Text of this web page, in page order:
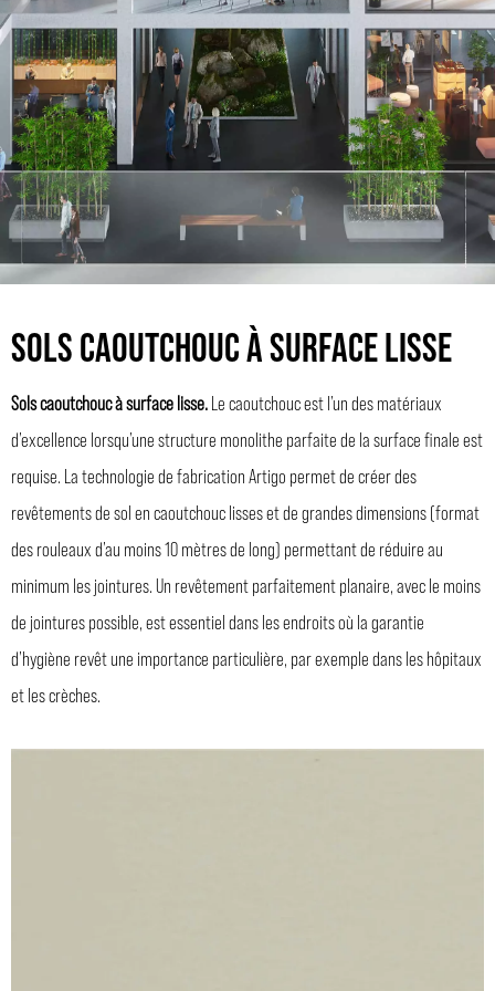
SOLS CAOUTCHOUC À SURFACE LISSE
Sols caoutchouc à surface lisse.Le caoutchouc est l’un des matériaux
d’excellence lorsqu’une structure monolithe parfaite de la surface finale est
requise. La technologie de fabrication Artigo permet de créer des
revêtements de sol en caoutchouc lisses et de grandes dimensions (format
des rouleaux d’au moins 10 mètres de long) permettant de réduire au
minimum les jointures. Un revêtement parfaitement planaire, avec le moins
de jointures possible, est essentiel dans les endroits où la garantie
d’hygiène revêt une importance particulière, par exemple dans les hôpitaux
et les crèches.